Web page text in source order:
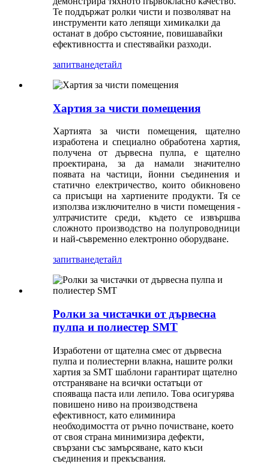
Те поддържат ролки чисти и позволяват на
инструменти като лепящи химикалки да
останат в добро състояние, повишавайки
ефективността и спестявайки разходи.
запитванедетайл
Хартия за чисти помещения
Хартията за чисти помещения, щателно
изработена и специално обработена хартия,
получена от дървесна пулпа, е щателно
проектирана, за да намали значително
появата на частици, йонни съединения и
статично електричество, които обикновено
са присъщи на хартиените продукти. Тя се
използва изключително в чисти помещения -
ултрачистите среди, където се извършва
сложното производство на полупроводници
и най-съвременно електронно оборудване.
запитванедетайл
Ролки за чистачки от дървесна
пулпа и полиестер SMT
Изработени от щателна смес от дървесна
пулпа и полиестерни влакна, нашите ролки
хартия за SMT шаблони гарантират щателно
отстраняване на всички остатъци от
спояваща паста или лепило. Това осигурява
повишено ниво на производствена
ефективност, като елиминира
необходимостта от ръчно почистване, което
от своя страна минимизира дефекти,
свързани със замърсяване, като къси
съединения и прекъсвания.